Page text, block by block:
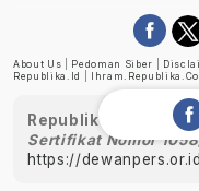
About Us Pedoman Siber
Republika.id
Republika telah
Sertifikat Nomor
https://